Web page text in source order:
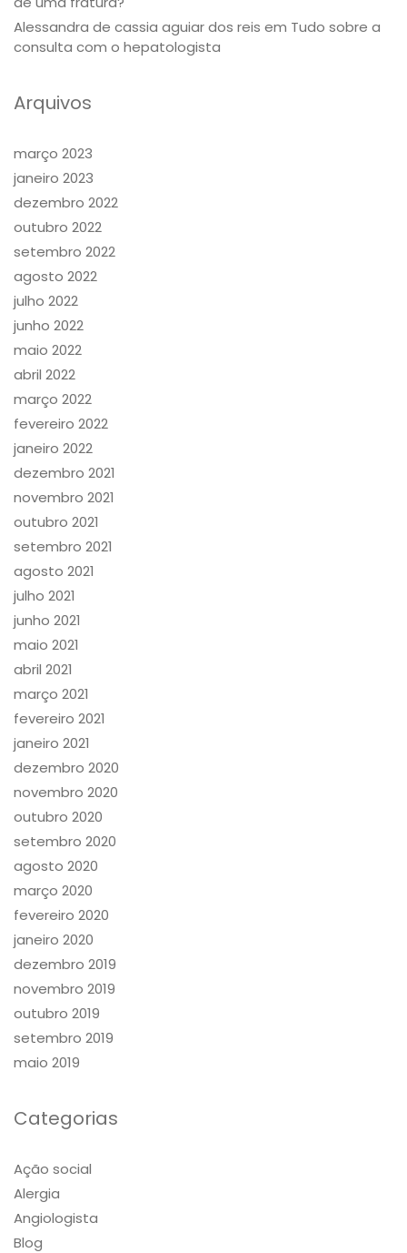
Alessandra de cassia aguiar dos reis em Tudo sobre a
consulta com o hepatologista
Arquivos
março 2023
janeiro 2023
dezembro 2022
outubro 2022
setembro 2022
agosto 2022
julho 2022
junho 2022
maio 2022
abril 2022
março 2022
fevereiro 2022
janeiro 2022
dezembro 2021
novembro 2021
outubro 2021
setembro 2021
agosto 2021
julho 2021
junho 2021
maio 2021
abril 2021
março 2021
fevereiro 2021
janeiro 2021
dezembro 2020
novembro 2020
outubro 2020
setembro 2020
agosto 2020
março 2020
fevereiro 2020
janeiro 2020
dezembro 2019
novembro 2019
outubro 2019
setembro 2019
maio 2019
Categorias
Ação social
Alergia
Angiologista
Blog